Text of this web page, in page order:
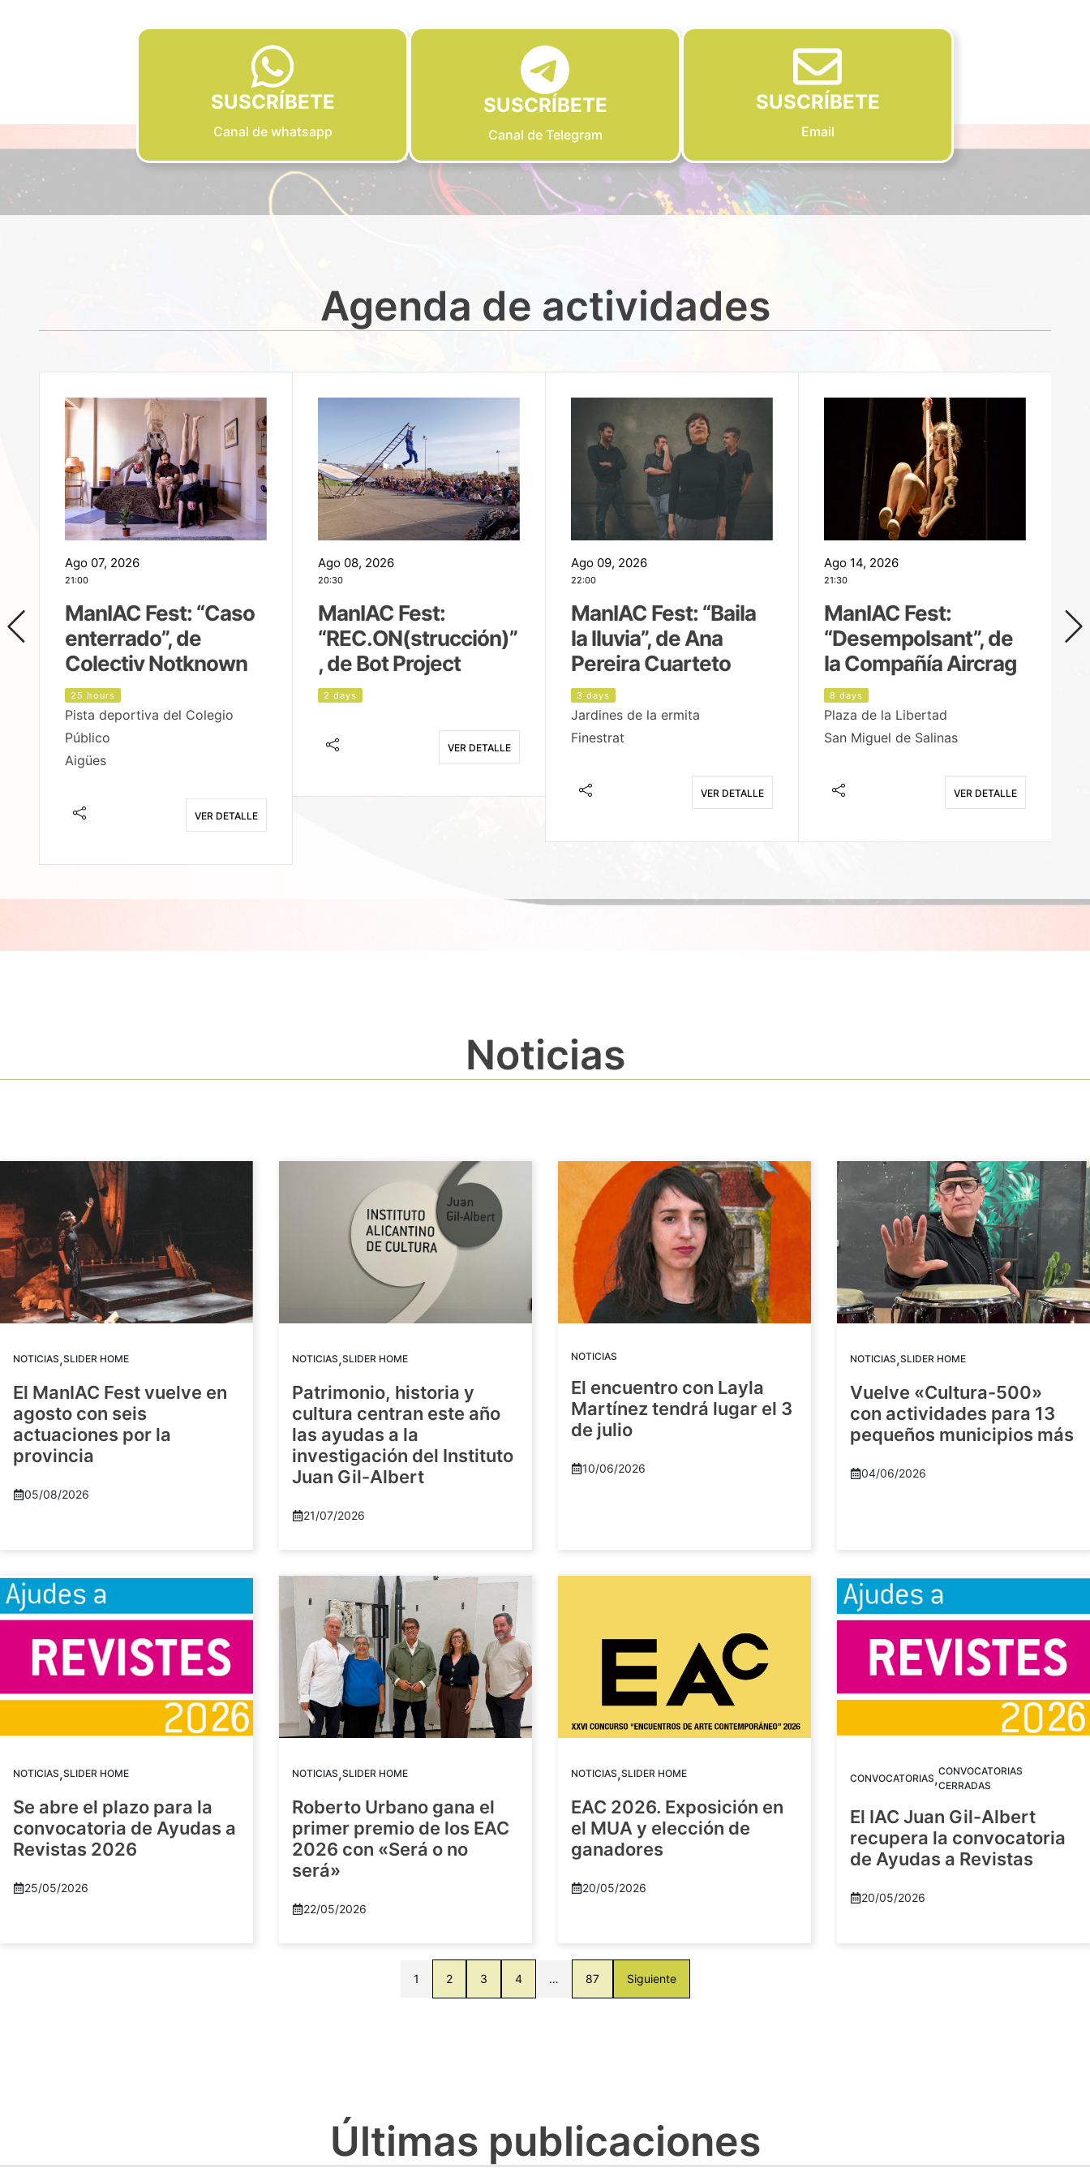
SUSCRÍBETE
Canal de whatsapp
SUSCRÍBETE
Canal de Telegram
SUSCRÍBETE
Email
Agenda de actividades
Ago 07, 2026
21:00
ManIAC Fest: “Caso
enterrado”, de
Colectiv Notknown
25 hours
Pista deportiva del Colegio
Público
Aigües
VER DETALLE
Ago 08, 2026
20:30
ManIAC Fest:
“REC.ON(strucción)”
, de Bot Project
2 days
VER DETALLE
Ago 09, 2026
22:00
ManIAC Fest: “Baila
la lluvia”, de Ana
Pereira Cuarteto
3 days
Jardines de la ermita
Finestrat
VER DETALLE
Ago 14, 2026
21:30
ManIAC Fest:
“Desempolsant”, de
la Compañía Aircrag
8 days
Plaza de la Libertad
San Miguel de Salinas
VER DETALLE
Noticias
NOTICIAS,SLIDER HOME
El ManIAC Fest vuelve en
agosto con seis
actuaciones por la
provincia
05/08/2026
NOTICIAS,SLIDER HOME
Patrimonio, historia y
cultura centran este año
las ayudas a la
investigación del Instituto
Juan Gil-Albert
21/07/2026
NOTICIAS
El encuentro con Layla
Martínez tendrá lugar el 3
de julio
10/06/2026
NOTICIAS,SLIDER HOME
Vuelve «Cultura-500»
con actividades para 13
pequeños municipios más
04/06/2026
NOTICIAS,SLIDER HOME
Se abre el plazo para la
convocatoria de Ayudas a
Revistas 2026
25/05/2026
NOTICIAS,SLIDER HOME
Roberto Urbano gana el
primer premio de los EAC
2026 con «Será o no
será»
22/05/2026
NOTICIAS,SLIDER HOME
EAC 2026. Exposición en
el MUA y elección de
ganadores
20/05/2026
CONVOCATORIAS,CONVOCATORIAS
CERRADAS
El IAC Juan Gil-Albert
recupera la convocatoria
de Ayudas a Revistas
20/05/2026
1 2 3 4 … 87 Siguiente
Últimas publicaciones